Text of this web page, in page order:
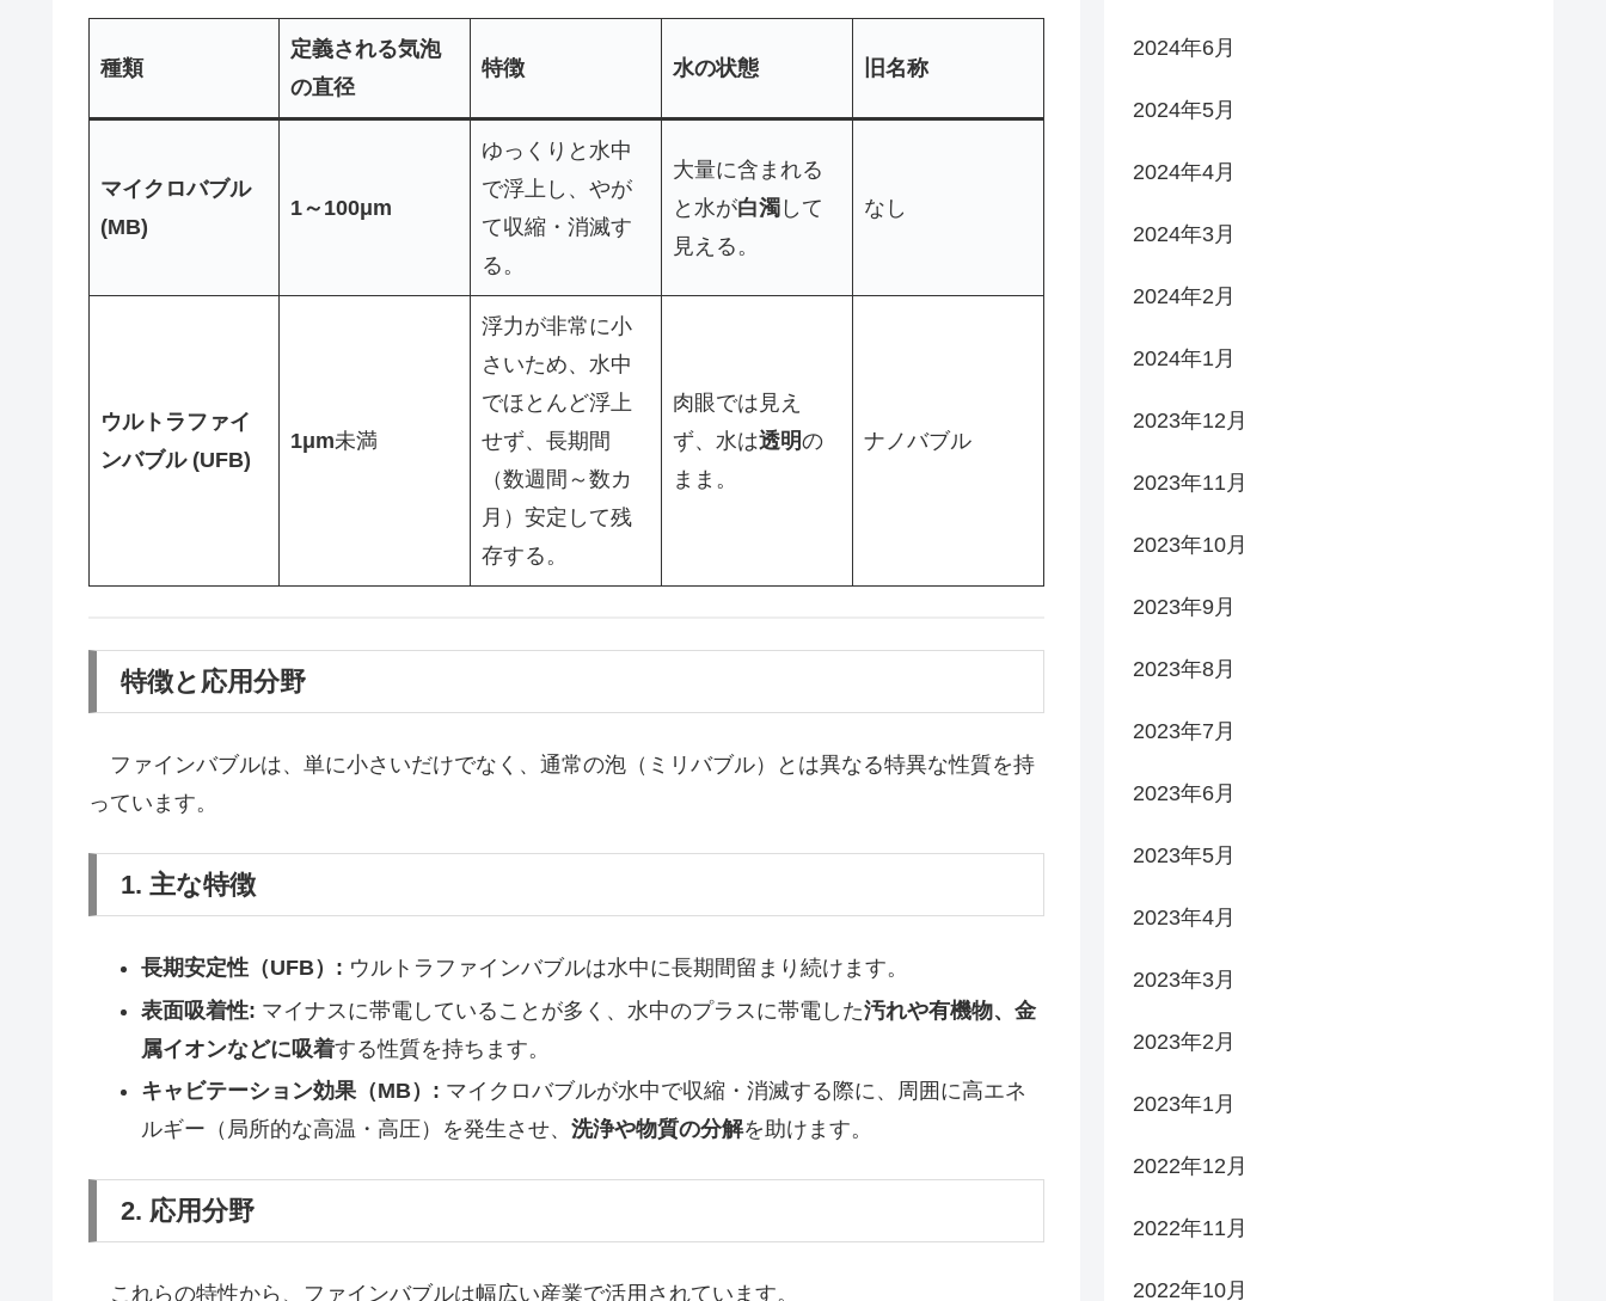
種類
定義される気泡
の直径
特徴 水の状態 旧名称
マイクロバブル
(MB)
1～100μm
ゆっくりと水中
で浮上し、やが
て収縮・消滅す
る。
大量に含まれる
と水が白濁 して
見える。
なし
ウルトラファイ
ンバブル (UFB)
1μm未満
浮力が非常に小
さいため、水中
でほとんど浮上
せず、長期間
（数週間～数カ
月）安定して残
存する。
肉眼では見え
ず、水は透明の
まま。
ナノバブル
特徴と応用分野
ファインバブルは、単に小さいだけでなく、通常の泡（ミリバブル）とは異なる特異な性質を持
っています。
1. 主な特徴
長期安定性（UFB）: ウルトラファインバブルは水中に長期間留まり続けます。
表面吸着性: マイナスに帯電していることが多く、水中のプラスに帯電した汚れや有機物、金
属イオンなどに吸着する性質を持ちます。
キャビテーション効果（MB）: マイクロバブルが水中で収縮・消滅する際に、周囲に高エネ
ルギー（局所的な高温・高圧）を発生させ、 洗浄や物質の分解を助けます。
2. 応用分野
これらの特性から、ファインバブルは幅広い産業で活用されています。
2024年6月
2024年5月
2024年4月
2024年3月
2024年2月
2024年1月
2023年12月
2023年11月
2023年10月
2023年9月
2023年8月
2023年7月
2023年6月
2023年5月
2023年4月
2023年3月
2023年2月
2023年1月
2022年12月
2022年11月
2022年10月